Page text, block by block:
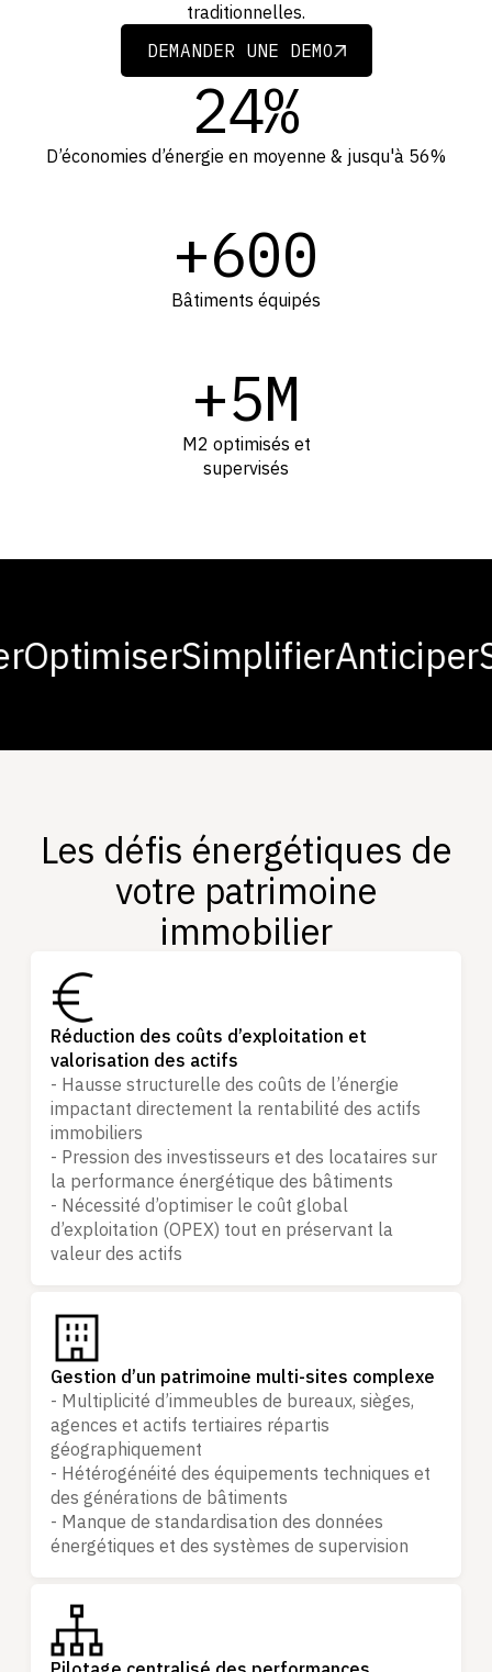
traditionnelles.
DEMANDER UNE DEMO
DEMANDER UNE DEMO
24%
D’économies d’énergie en moyenne & jusqu'à 56%
+600
Bâtiments équipés
+5M
M2 optimisés et
supervisés
SimplifierAnticiper
Les défis énergétiques de
votre patrimoine
immobilier
Réduction des coûts d’exploitation et
valorisation des actifs
- Hausse structurelle des coûts de l’énergie
impactant directement la rentabilité des actifs
immobiliers
- Pression des investisseurs et des locataires sur
la performance énergétique des bâtiments
- Nécessité d’optimiser le coût global
d’exploitation (OPEX) tout en préservant la
valeur des actifs
Gestion d’un patrimoine multi-sites complexe
- Multiplicité d’immeubles de bureaux, sièges,
agences et actifs tertiaires répartis
géographiquement
- Hétérogénéité des équipements techniques et
des générations de bâtiments
- Manque de standardisation des données
énergétiques et des systèmes de supervision